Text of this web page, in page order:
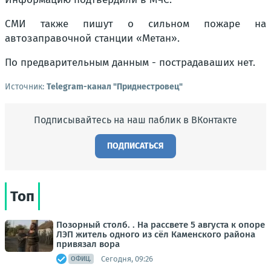
СМИ также пишут о сильном пожаре на
автозаправочной станции «Метан».
По предварительным данным - пострадаваших нет.
Источник: Telegram-канал "Приднестровец"
Подписывайтесь на наш паблик в ВКонтакте
ПОДПИСАТЬСЯ
Топ
Позорный столб. . На рассвете 5 августа к опоре
ЛЭП житель одного из сёл Каменского района
привязал вора
ОФИЦ. Сегодня, 09:26